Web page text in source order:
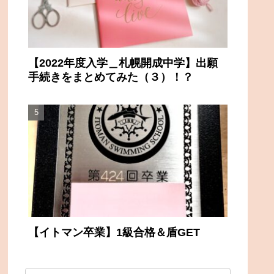
【2022年度入学＿札幌開成中学】出願
手続きをまとめてみた（３）！？
【イトマン卒業】1級合格＆盾GET